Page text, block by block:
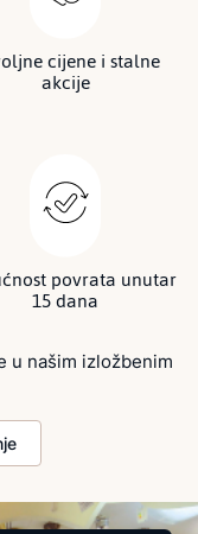
cijene i stalne
akcije
povrata unutar
15 dana
u našim izložbenim